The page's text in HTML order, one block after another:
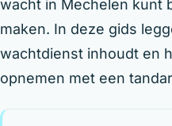
wacht in Mechelen kunt
maken. In deze gids
wachtdienst inhoudt en
opnemen met een